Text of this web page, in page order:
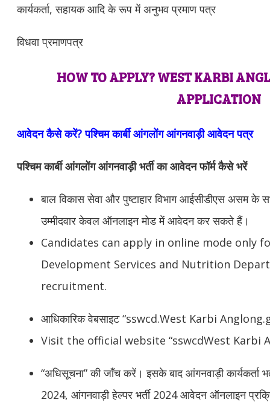
कार्यकर्ता, सहायक आदि के रूप में अनुभव प्रमाण पत्र
विधवा प्रमाणपत्र
HOW TO APPLY? WEST KARBI
APPLICATION
आवेदन कैसे करें? पश्चिम कार्बी आंगलोंग आंगनवाड़ी आवेदन पत्र
पश्चिम कार्बी आंगलोंग आंगनवाड़ी भर्ती का आवेदन फॉर्म कैसे भरें
बाल विकास सेवा और पुष्टाहार विभाग आईसीडीएस असम के
उम्मीदवार केवल ऑनलाइन मोड में आवेदन कर सकते हैं।
Candidates can apply in online mode only
Development Services and Nutrition
recruitment.
आधिकारिक वेबसाइट “sswcd.West Karbi
Visit the official website “sswcdWest Karbi
“अधिसूचना” की जाँच करें। इसके बाद आंगनवाड़ी कार्यकर्ता
2024, आंगनवाड़ी हेल्पर भर्ती 2024 आवेदन ऑनलाइन